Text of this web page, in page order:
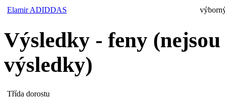
Elamir ADIDDAS
Výsledky - feny
výsledky)
Třída dorostu